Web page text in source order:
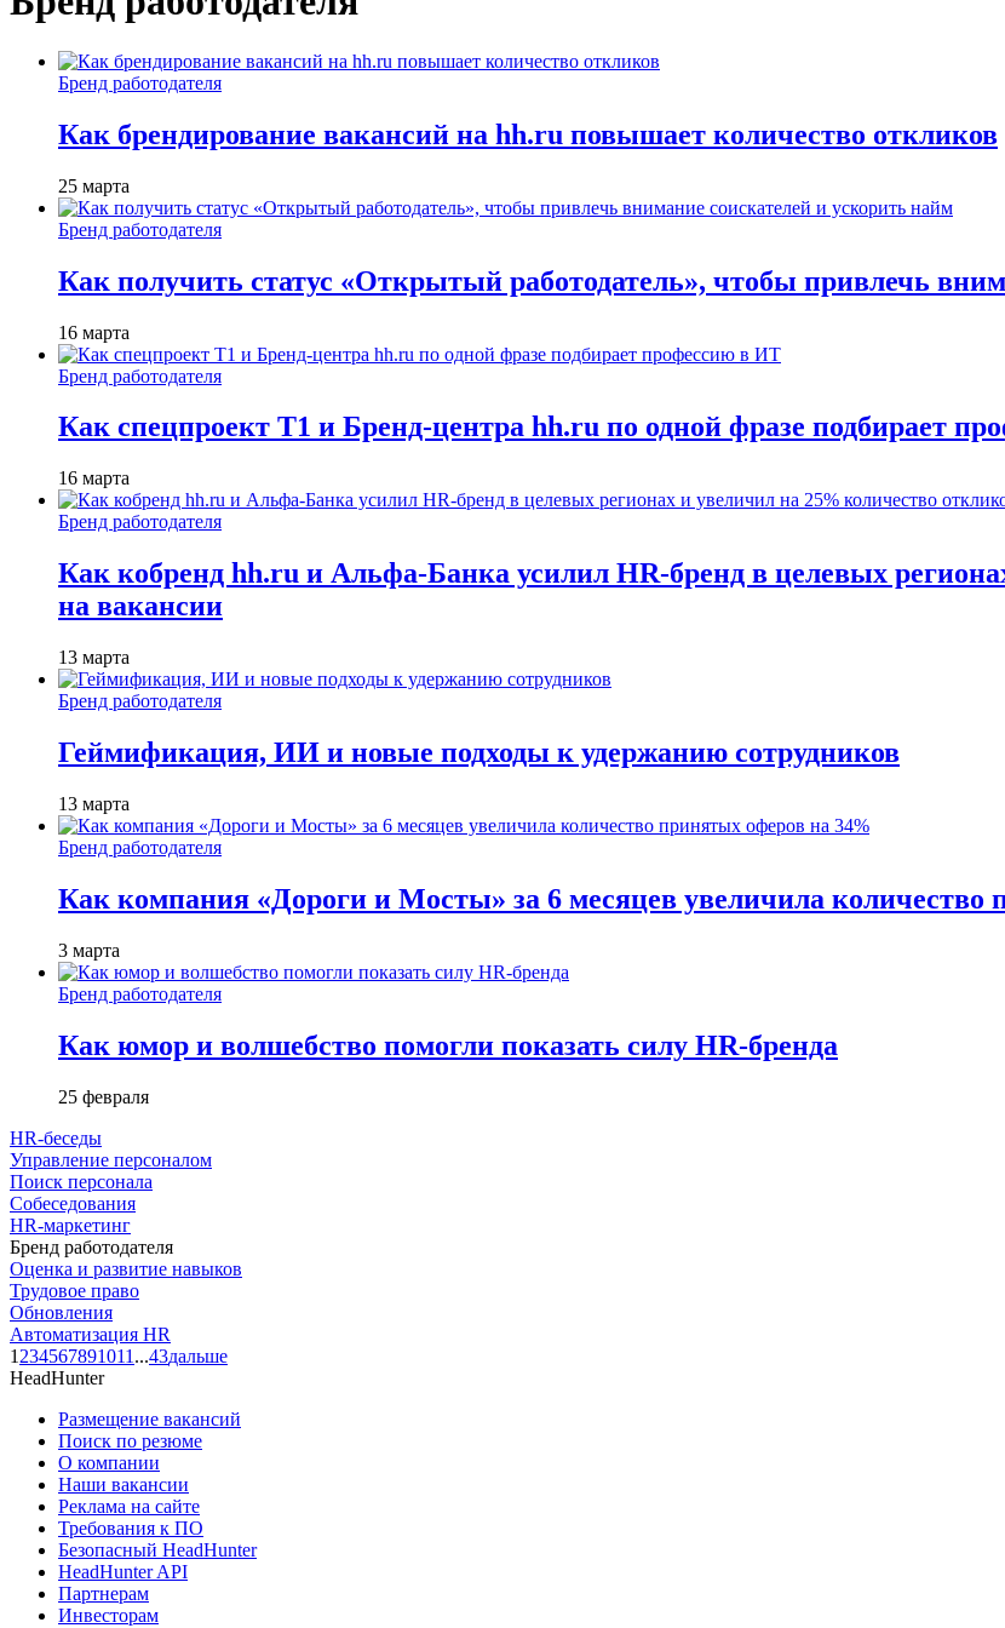
Бренд работодателя
Как брендирование вакансий на hh.ru повышает количество откликов
25 марта
Бренд работодателя
Как получить статус «Открытый работодатель», чтобы привлечь
16 марта
Бренд работодателя
Как спецпроект T1 и Бренд-центра hh.ru по одной фразе подбирает
16 марта
Бренд работодателя
Как кобренд hh.ru и Альфа-Банка усилил HR-бренд в целевых
на вакансии
13 марта
Бренд работодателя
Геймификация, ИИ и новые подходы к удержанию сотрудников
13 марта
Бренд работодателя
Как компания «Дороги и Мосты» за 6 месяцев увеличила количество
3 марта
Бренд работодателя
Как юмор и волшебство помогли показать силу HR-бренда
25 февраля
HR-беседы
Управление персоналом
Поиск персонала
Собеседования
HR-маркетинг
Бренд работодателя
Оценка и развитие навыков
Трудовое право
Обновления
Автоматизация HR
1 234567891011 ...43дальше
HeadHunter
Размещение вакансий
Поиск по резюме
О компании
Наши вакансии
Реклама на сайте
Требования к ПО
Безопасный HeadHunter
HeadHunter API
Партнерам
Инвесторам